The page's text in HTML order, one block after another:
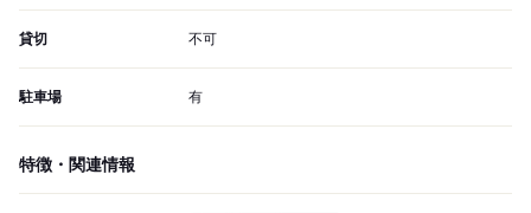
貸切 不可
駐車場 有
特徴・関連情報